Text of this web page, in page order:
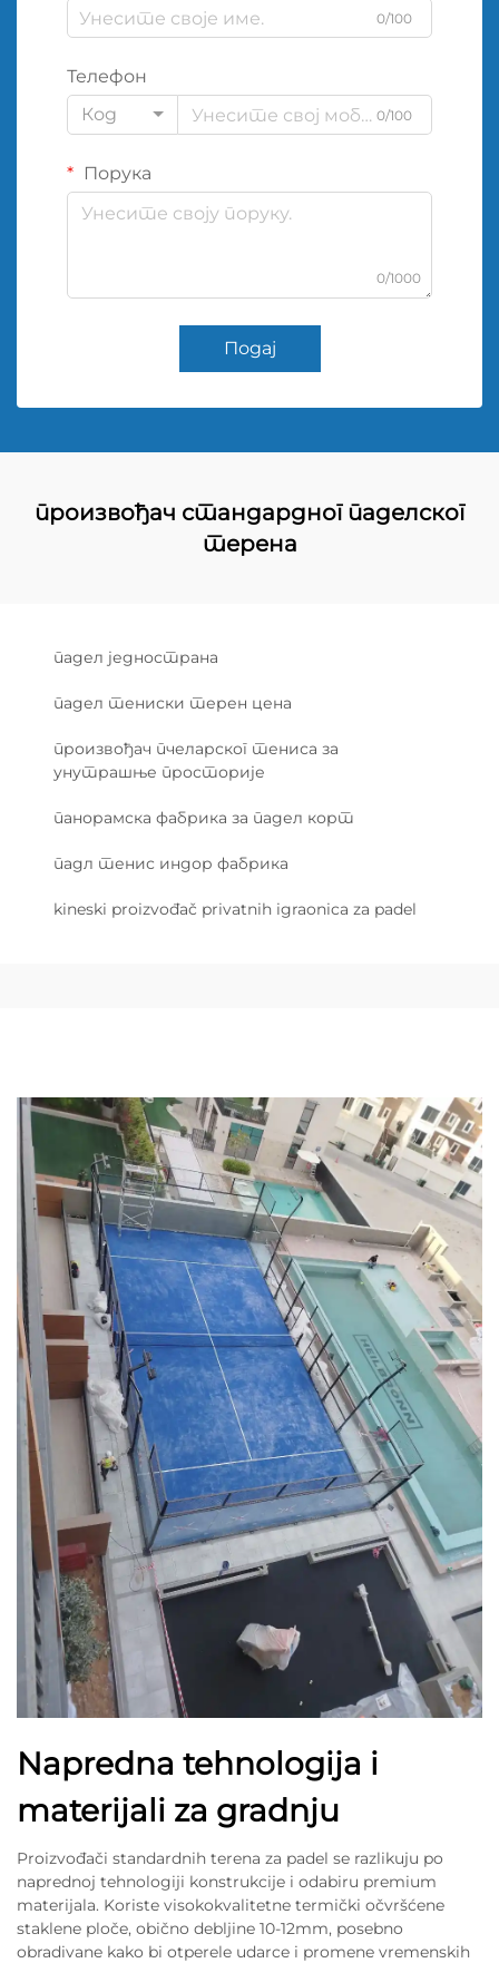
0/100
Телефон
Код
0/100
Порука
0/1000
Подај
произвођач стандардног паделског
терена
падел једнострана
падел тениски терен цена
произвођач пчеларског тениса за
унутрашње просторије
панорамска фабрика за падел корт
падл тенис индор фабрика
kineski proizvođač privatnih igraonica za padel
Napredna tehnologija i
materijali za gradnju
Proizvođači standardnih terena za padel se razlikuju po
naprednoj tehnologiji konstrukcije i odabiru premium
materijala. Koriste visokokvalitetne termički očvršćene
staklene ploče, obično debljine 10-12mm, posebno
obradivane kako bi otperele udarce i promene vremenskih